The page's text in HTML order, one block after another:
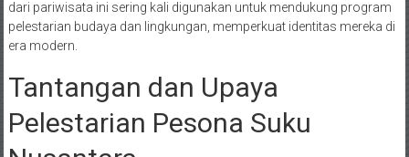
dari pariwisata ini sering kali digunakan untuk mendukung program
pelestarian budaya dan lingkungan, memperkuat identitas mereka di
era modern.
Tantangan dan Upaya
Pelestarian Pesona Suku